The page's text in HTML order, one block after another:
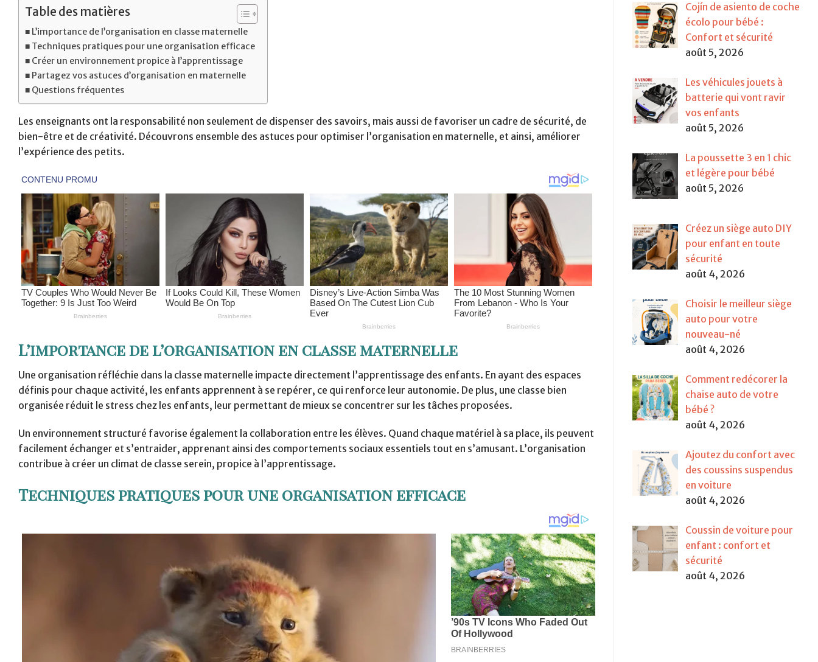
Table des matières
L’importance de l’organisation en classe maternelle
Techniques pratiques pour une organisation efficace
Créer un environnement propice à l’apprentissage
Partagez vos astuces d’organisation en maternelle
Questions fréquentes
Les enseignants ont la responsabilité non seulement de dispenser des savoirs, mais aussi de favoriser un cadre de sécurité, de
bien-être et de créativité. Découvrons ensemble des astuces pour optimiser l’organisation en maternelle, et ainsi, améliorer
l’expérience des petits.
L’importance de l’organisation en classe maternelle
Une organisation réfléchie dans la classe maternelle impacte directement l’apprentissage des enfants. En ayant des espaces
définis pour chaque activité, les enfants apprennent à se repérer, ce qui renforce leur autonomie. De plus, une classe bien
organisée réduit le stress chez les enfants, leur permettant de mieux se concentrer sur les tâches proposées.
Un environnement structuré favorise également la collaboration entre les élèves. Quand chaque matériel à sa place, ils peuvent
facilement échanger et s’entraider, apprenant ainsi des comportements sociaux essentiels tout en s’amusant. L’organisation
contribue à créer un climat de classe serein, propice à l’apprentissage.
Techniques pratiques pour une organisation efficace
Cojín de asiento de coche
écolo pour bébé :
Confort et sécurité
août 5, 2026
Les véhicules jouets à
batterie qui vont ravir
vos enfants
août 5, 2026
La poussette 3 en 1 chic
et légère pour bébé
août 5, 2026
Créez un siège auto DIY
pour enfant en toute
sécurité
août 4, 2026
Choisir le meilleur siège
auto pour votre
nouveau-né
août 4, 2026
Comment redécorer la
chaise auto de votre
bébé ?
août 4, 2026
Ajoutez du confort avec
des coussins suspendus
en voiture
août 4, 2026
Coussin de voiture pour
enfant : confort et
sécurité
août 4, 2026